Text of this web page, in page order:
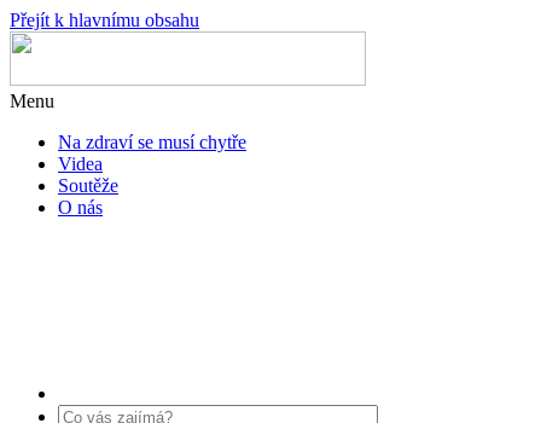
Přejít k hlavnímu obsahu
Menu
Na zdraví se musí chytře
Videa
Soutěže
O nás